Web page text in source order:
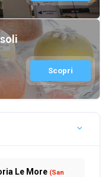
Scopri
Le More (San